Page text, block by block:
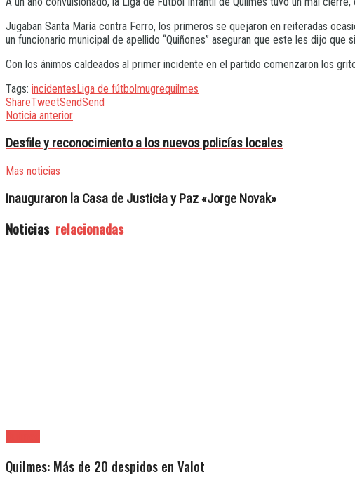
Jugaban Santa María contra Ferro, los primeros se quejaron en reiteradas
un funcionario municipal de apellido “Quiñones” aseguran que este les dijo que
Con los ánimos caldeados al primer incidente en el partido comenzaron los
Tags: incidentes Liga de fútbol mugrequilmes
ShareTweetSendSend
Noticia anterior
Desfile y reconocimiento a los nuevos policías locales
Mas noticias
Inauguraron la Casa de Justicia y Paz «Jorge Novak»
Noticias relacionadas
Quilmes: Más de 20 despidos en Valot